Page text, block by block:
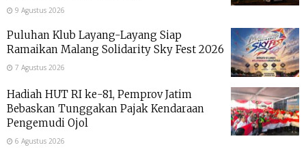
9 Agustus 2026
Puluhan Klub Layang-Layang Siap
Ramaikan Malang Solidarity Sky Fest 2026
7 Agustus 2026
Hadiah HUT RI ke-81, Pemprov Jatim
Bebaskan Tunggakan Pajak Kendaraan
Pengemudi Ojol
6 Agustus 2026